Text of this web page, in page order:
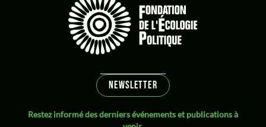
NEWSLETTER
Restez informé des derniers événements et publications à